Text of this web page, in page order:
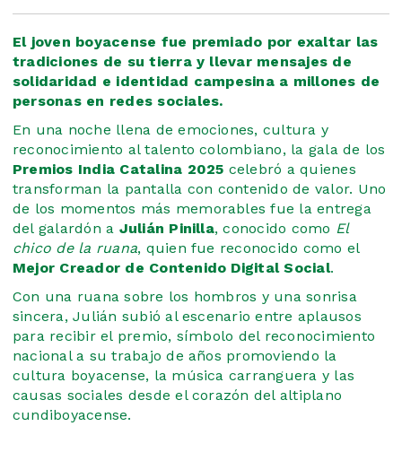
El joven boyacense fue premiado por exaltar las
tradiciones de su tierra y llevar mensajes de
solidaridad e identidad campesina a millones de
personas en redes sociales.
En una noche llena de emociones, cultura y
reconocimiento al talento colombiano, la gala de los
Premios India Catalina 2025 celebró a quienes
transforman la pantalla con contenido de valor. Uno
de los momentos más memorables fue la entrega
del galardón a Julián Pinilla, conocido como El
chico de la ruana, quien fue reconocido como el
Mejor Creador de Contenido Digital Social.
Con una ruana sobre los hombros y una sonrisa
sincera, Julián subió al escenario entre aplausos
para recibir el premio, símbolo del reconocimiento
nacional a su trabajo de años promoviendo la
cultura boyacense, la música carranguera y las
causas sociales desde el corazón del altiplano
cundiboyacense.